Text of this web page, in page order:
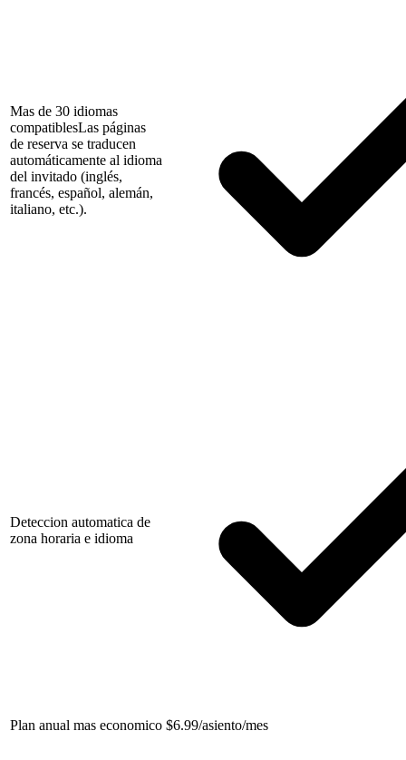
Mas de 30 idiomas
compatiblesLas páginas
de reserva se traducen
automáticamente al idioma
del invitado (inglés,
francés, español, alemán,
italiano, etc.).
Deteccion automatica de
zona horaria e idioma
Plan anual mas economico $6.99/asiento/mes